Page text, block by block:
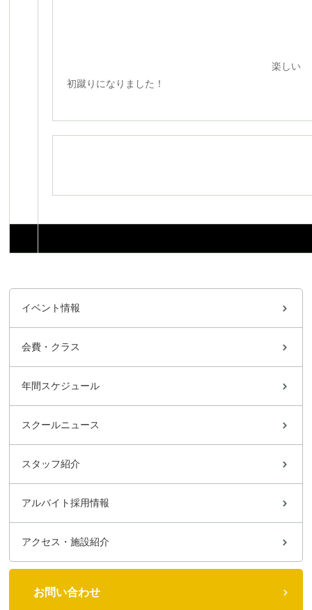
楽しい
初蹴りになりました！
イベント情報
会費・クラス
年間スケジュール
スクールニュース
スタッフ紹介
アルバイト採用情報
アクセス・施設紹介
お問い合わせ